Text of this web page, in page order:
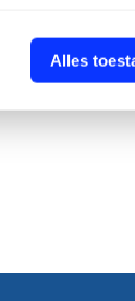
Alles